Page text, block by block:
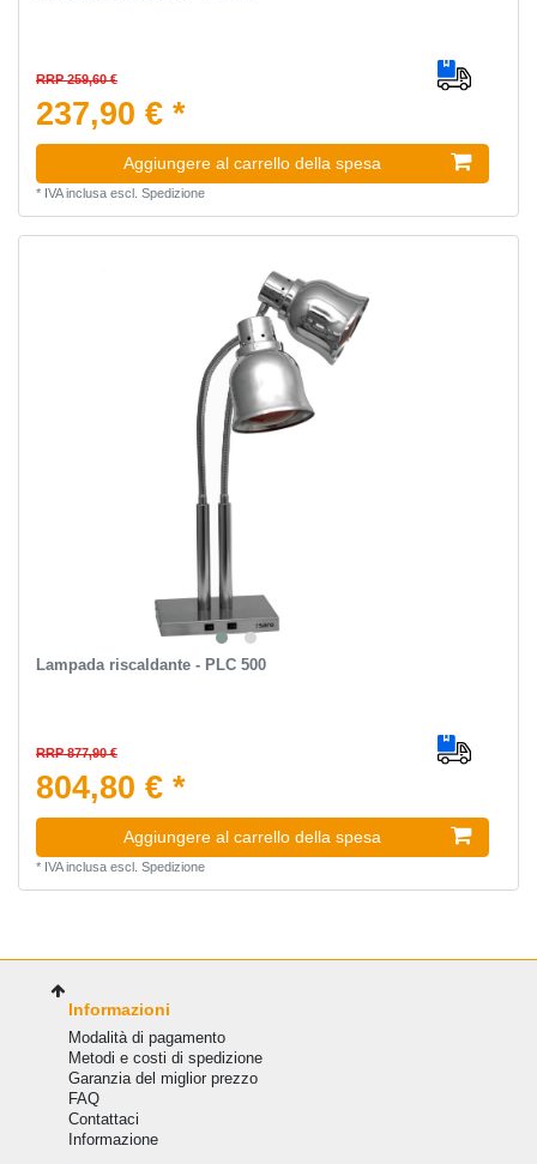
RRP 259,60 €
237,90 € *
Aggiungere al carrello della spesa
* IVA inclusaescl. Spedizione
Lampada riscaldante - PLC 500
RRP 877,90 €
804,80 € *
Aggiungere al carrello della spesa
* IVA inclusaescl. Spedizione
Informazioni
Modalità di pagamento
Metodi e costi di spedizione
Garanzia del miglior prezzo
FAQ
Сontattaci
Informazione